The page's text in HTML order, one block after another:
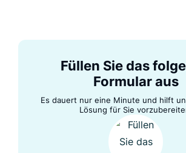
Füllen Sie das
Formular aus
Es dauert nur eine Minute und hilft
Lösung für Sie